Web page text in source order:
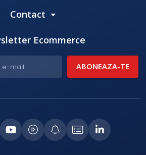
Contact
Ecommerce